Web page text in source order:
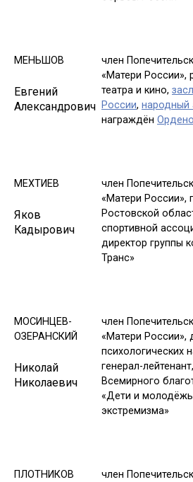
МЕНЬШОВ
Евгений
Александрович
член
«Матери России»,
театра и кино,
России, народный
награждён
МЕХТИЕВ
Яков
Кадырович
член
«Матери России»,
Ростовской
спортивной
директор группы
Транс»
МОСИНЦЕВ-
ОЗЕРАНСКИЙ
Николай
Николаевич
член
«Матери России»,
психологических
генерал-
Всемирного
«Дети и молодёжь
экстремизма»
ПЛОТНИКОВ
член